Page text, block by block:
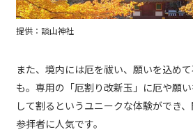
提供：談山神社
また、境内には厄を祓い、願いを込めて
も。専用の「厄割り改新玉」に厄や願
して割るというユニークな体験ができ
参拝者に人気です。